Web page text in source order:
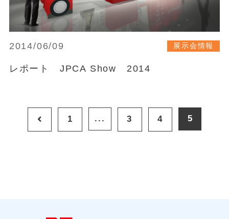
2014/06/09 展示会情報
レポート JPCA Show 2014
1 ... 3 4 5